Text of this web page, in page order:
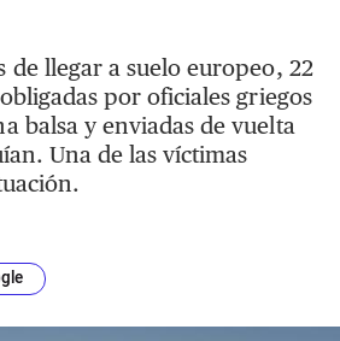
de llegar a suelo europeo, 22
por oficiales griegos
balsa y enviadas de vuelta
Una de las víctimas